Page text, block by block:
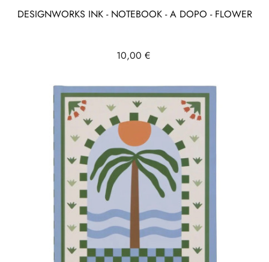
DESIGNWORKS INK - NOTEBOOK - A DOPO - FLOWER
Prix
10,00 €